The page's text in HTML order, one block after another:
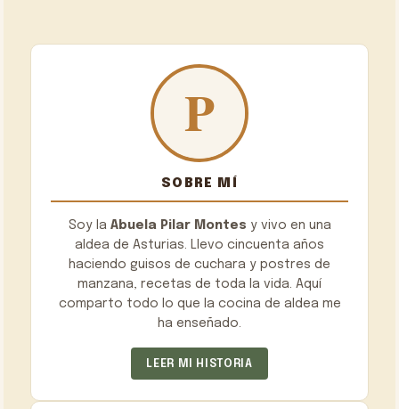
SOBRE MÍ
Soy la Abuela Pilar Montes y vivo en una
aldea de Asturias. Llevo cincuenta años
haciendo guisos de cuchara y postres de
manzana, recetas de toda la vida. Aquí
comparto todo lo que la cocina de aldea me
ha enseñado.
LEER MI HISTORIA